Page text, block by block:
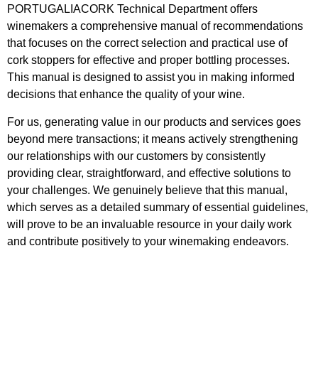
PORTUGALIACORK Technical Department offers
winemakers a comprehensive manual of recommendations
that focuses on the correct selection and practical use of
cork stoppers for effective and proper bottling processes.
This manual is designed to assist you in making informed
decisions that enhance the quality of your wine.
For us, generating value in our products and services goes
beyond mere transactions; it means actively strengthening
our relationships with our customers by consistently
providing clear, straightforward, and effective solutions to
your challenges. We genuinely believe that this manual,
which serves as a detailed summary of essential guidelines,
will prove to be an invaluable resource in your daily work
and contribute positively to your winemaking endeavors.